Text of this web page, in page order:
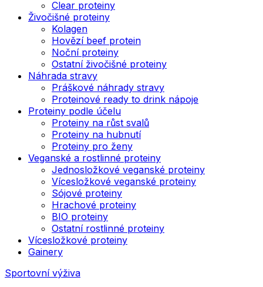
Clear proteiny
Živočišné proteiny
Kolagen
Hovězí beef protein
Noční proteiny
Ostatní živočišné proteiny
Náhrada stravy
Práškové náhrady stravy
Proteinové ready to drink nápoje
Proteiny podle účelu
Proteiny na růst svalů
Proteiny na hubnutí
Proteiny pro ženy
Veganské a rostlinné proteiny
Jednosložkové veganské proteiny
Vícesložkové veganské proteiny
Sójové proteiny
Hrachové proteiny
BIO proteiny
Ostatní rostlinné proteiny
Vícesložkové proteiny
Gainery
Sportovní výživa